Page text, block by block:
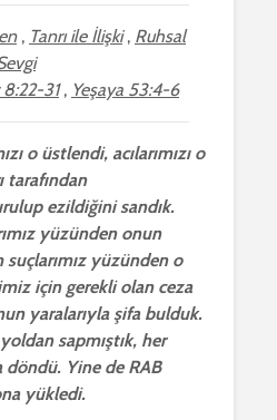
, Tanrı ile İlişki, Ruhsal
31, Yeşaya 53:4-6
o üstlendi, acılarımızı o
tarafından
ezildiğini sandık.
yüzünden onun
yüzünden o
için gerekli olan ceza
yaralarıyla şifa bulduk.
sapmıştık, her
Yine de RAB
yükledi.